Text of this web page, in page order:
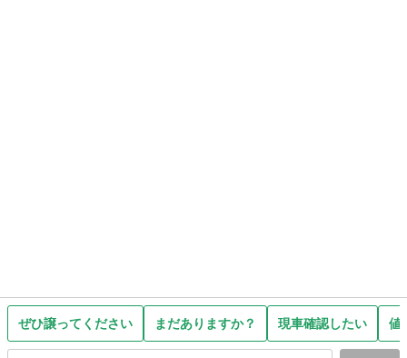
ぜひ譲ってください まだありますか？ 現車確認したい 値